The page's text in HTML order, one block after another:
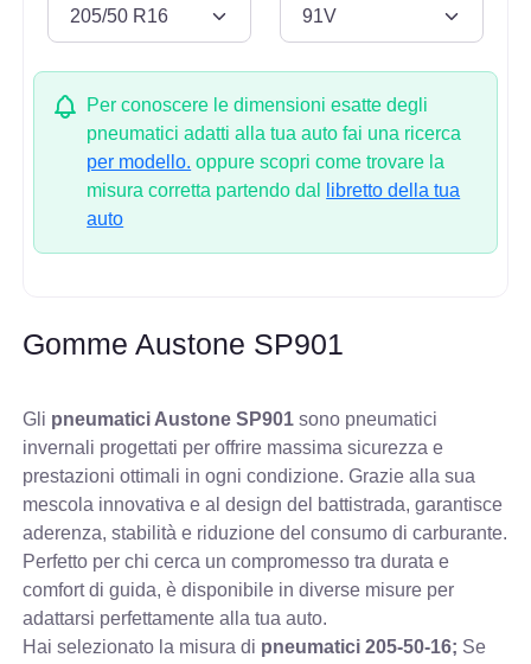
Per conoscere le dimensioni esatte degli
pneumatici adatti alla tua auto fai una ricerca
per modello. oppure scopri come trovare la
misura corretta partendo dal
libretto della tua
auto
Gomme Austone SP901
Gli pneumatici Austone SP901 sono pneumatici
invernali progettati per offrire massima sicurezza e
prestazioni ottimali in ogni condizione. Grazie alla sua
mescola innovativa e al design del battistrada, garantisce
aderenza, stabilità e riduzione del consumo di carburante.
Perfetto per chi cerca un compromesso tra durata e
comfort di guida, è disponibile in diverse misure per
adattarsi perfettamente alla tua auto.
Hai selezionato la misura di pneumatici205-50-16; Se